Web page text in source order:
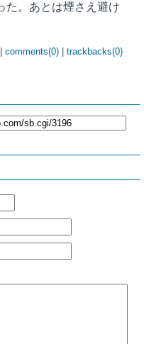
た。あとは煙さえ避け
comments(0) trackbacks(0)